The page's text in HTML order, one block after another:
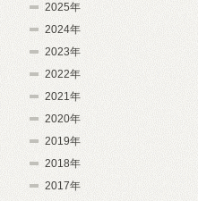
2025年
2024年
2023年
2022年
2021年
2020年
2019年
2018年
2017年